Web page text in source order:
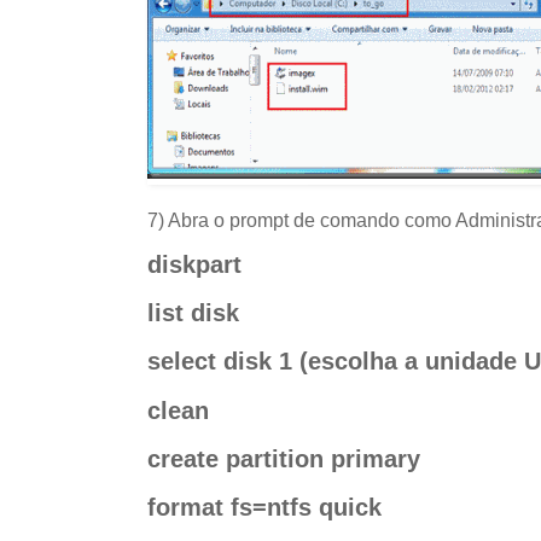
7) Abra o prompt de comando como
diskpart
list disk
select disk 1 (escolha a unidade
clean
create partition primary
format fs=ntfs quick